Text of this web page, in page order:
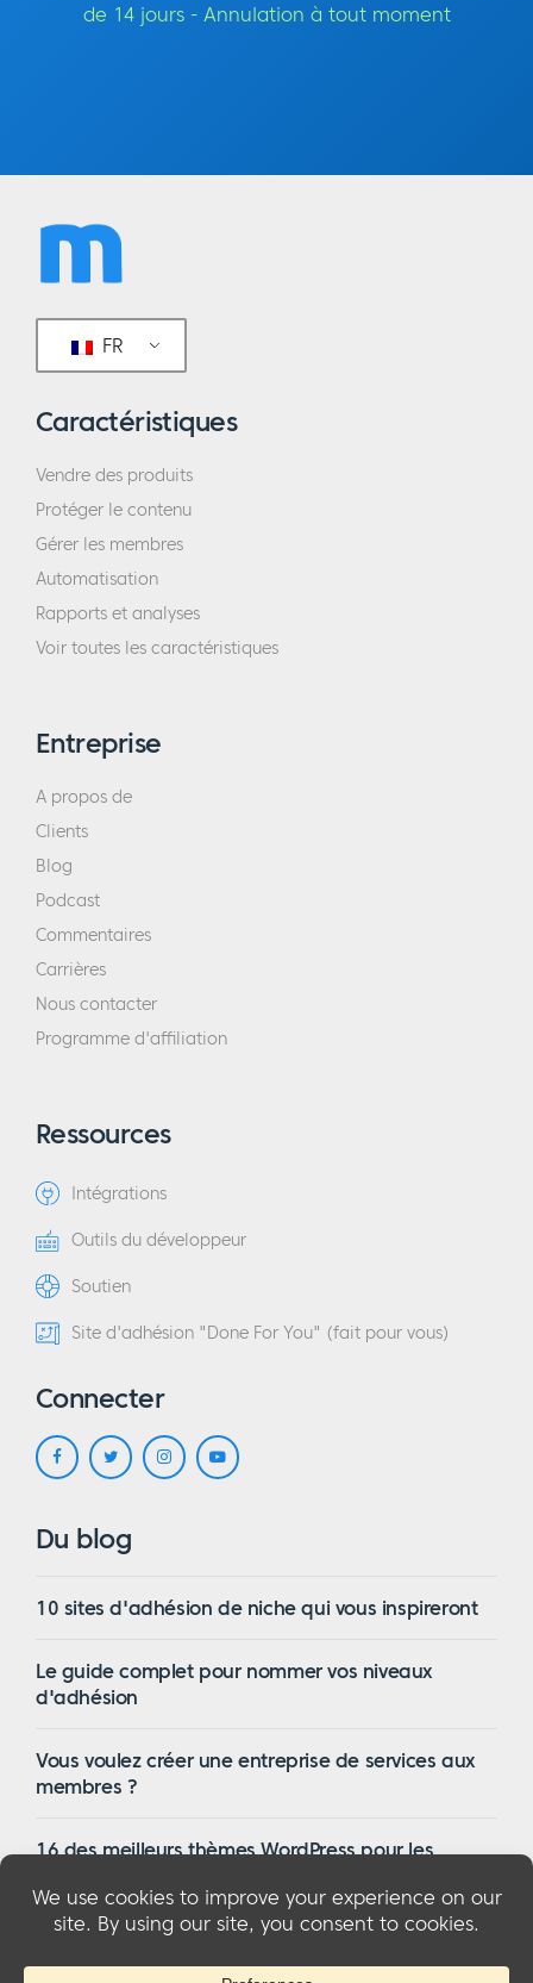
de 14 jours - Annulation à tout moment
FR
Caractéristiques
Vendre des produits
Protéger le contenu
Gérer les membres
Automatisation
Rapports et analyses
Voir toutes les caractéristiques
Entreprise
A propos de
Clients
Blog
Podcast
Commentaires
Carrières
Nous contacter
Programme d'affiliation
Ressources
Intégrations
Outils du développeur
Soutien
Site d'adhésion "Done For You" (fait pour vous)
Connecter
Du blog
10 sites d'adhésion de niche qui vous inspireront
Le guide complet pour nommer vos niveaux
d'adhésion
Vous voulez créer une entreprise de services aux
membres ?
16 des meilleurs thèmes WordPress pour les